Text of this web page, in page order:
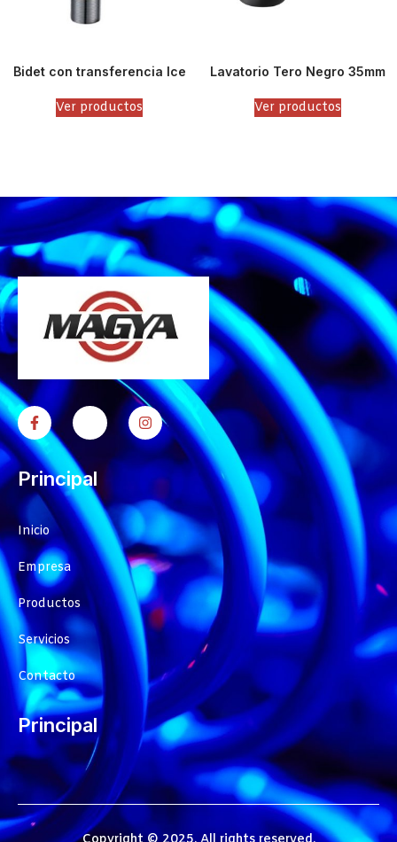
Bidet con transferencia Ice
Ver productos
Lavatorio Tero Negro 35mm
Ver productos
Principal
Inicio
Empresa
Productos
Servicios
Contacto
Principal